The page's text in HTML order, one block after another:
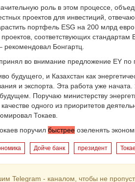
роль в этом процессе,
проектов для инвестиций,
портфель ESG на 200 млрд
проектов, соответствующих
рекомендовал Бонгартц.
во внимание предложение EY по
будущего, и Казахстан как
и экспорта. Эта работа уже
Поручаю министерству
одного из приоритетов
Токаев.
поручил быстрее озеленять
Дойче банк президент
Telegram - каналом, чтобы не